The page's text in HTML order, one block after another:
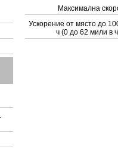
Максимална
Ускорение от място до
ч (0 до 62 мили в